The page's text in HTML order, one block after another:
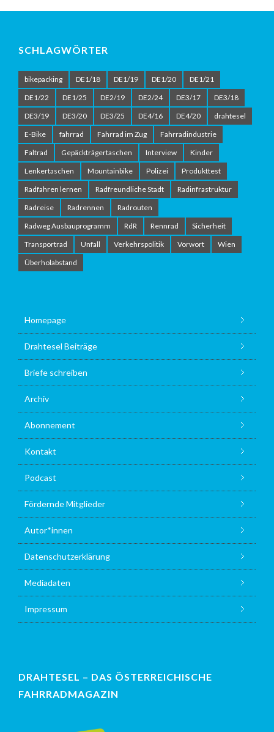
SCHLAGWÖRTER
bikepacking DE1/18 DE1/19 DE1/20
DE1/21
DE1/22
DE1/25 DE2/19 DE2/24 DE3/17
DE3/18
DE3/19
DE3/20 DE3/25 DE4/16 DE4/20
drahtesel
E-Bike
fahrrad Fahrrad im Zug
Fahrradindustrie
Faltrad
Gepäckträgertaschen Interview
Kinder
Lenkertaschen
Mountainbike Polizei
Produkttest
Radfahren lernen
Radfreundliche Stadt
Radinfrastruktur
Radreise
Radrennen
Radrouten
Radweg Ausbauprogramm
RdR Rennrad
Sicherheit
Transportrad
Unfall Verkehrspolitik Vorwort
Wien
Überholabstand
Homepage
Drahtesel Beiträge
Briefe schreiben
Archiv
Abonnement
Kontakt
Podcast
Fördernde Mitglieder
Autor*innen
Datenschutzerklärung
Mediadaten
Impressum
DRAHTESEL – DAS ÖSTERREICHISCHE
FAHRRADMAGAZIN